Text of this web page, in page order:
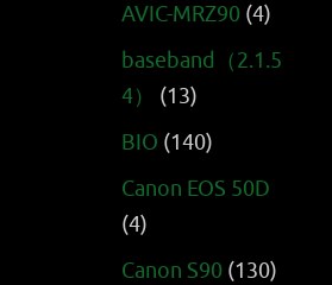
AVIC-MRZ90 (4)
baseband（2.1.5
4）
(13)
BIO (140)
Canon EOS 50D
(4)
Canon S90 (130)